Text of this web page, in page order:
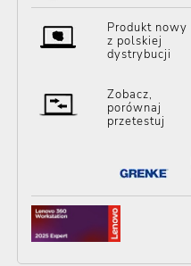
Produkt nowy
z polskiej
dystrybucji
Zobacz,
porównaj
przetestuj